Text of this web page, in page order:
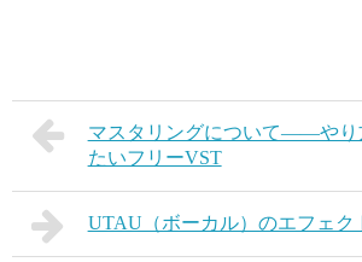
マスタリングについて――やり
たいフリーVST
UTAU（ボーカル）のエフェク